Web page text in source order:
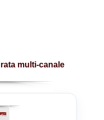
multi-canale